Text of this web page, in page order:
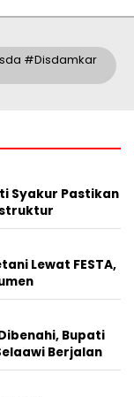
#disdamkar
Syakur Pastikan
Lewat FESTA,
Bupati
Berjalan